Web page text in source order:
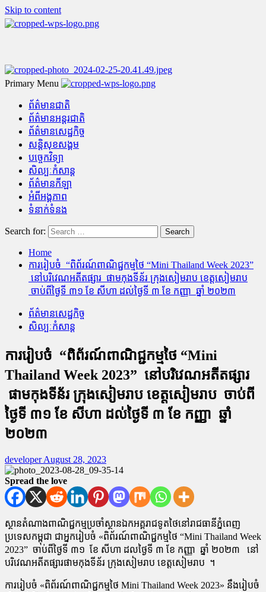
Skip to content
Primary Menu
ព័ត៌មានជាតិ
ព័ត៌មានអន្តរជាតិ
ព័ត៌មានសេដ្ឋកិច្ច
សន្តិសុខសង្គម
បច្ចេកវិទ្យា
សិល្បៈកំសាន្ត
ព័ត៌មានកីឡា
អំពីអង្គភាព
ទំនាក់ទំនង
Search for:
Home
ការ​រៀប​ចំ “​ពិព័រណ៍​ពាណិជ្ជកម្មថៃ “Mini Thailand Week 2023”
នៅបរិវេណអតីតផ្សារ​ ផាមកុងទីន័រ ក្រុងសៀមរាប ខេត្តសៀមរាប
ចាប់​ពី​ថ្ងៃទី ៣១ ខែ សីហា ដល់ថ្ងៃទី ៣ ខែ កញ្ញា ឆ្នាំ ២០២៣
ព័ត៌មានសេដ្ឋកិច្ច
សិល្បៈកំសាន្ត
ការ​រៀប​ចំ “​ពិព័រណ៍​ពាណិជ្ជកម្មថៃ “Mini
Thailand Week 2023” នៅបរិវេណអតីតផ្សារ​
ផាមកុងទីន័រ ក្រុងសៀមរាប ខេត្តសៀមរាប ចាប់​ពី​
ថ្ងៃទី ៣១ ខែ សីហា ដល់ថ្ងៃទី ៣ ខែ កញ្ញា ឆ្នាំ
២០២៣
developerAugust 28, 2023
Spread the love
ស្ថាន​តំណាង​ពាណិជ្ជកម្ម​ប្រចាំ​ស្ថាន​ឯក​អគ្គ​រាជទូត​ថៃ​​នៅរាជធានីភ្នំពេញ​
ប្រទេសកម្ពុជា ជា​អ្នក​រៀបចំ​ «ពិព័រណ៍​ពាណិជ្ជកម្ម​ថៃ “Mini Thailand Week
2023” ចាប់​ពី​ថ្ងៃទី ​៣១ ខែ សីហា ដលថ្ងៃទី ៣ ខែ កញ្ញា ឆ្នាំ ២០២៣ នៅ
បរិវេណអតីតផ្សារផាមកុងទីន័រ ក្រុងសៀមរាប ខេត្តសៀមរាប ។
​ការរៀបចំ ​​​«ពិព័រណ៍​ពាណិជ្ជកម្ម​ថៃ Mini Thailand Week 2023» នឹងរៀបចំ